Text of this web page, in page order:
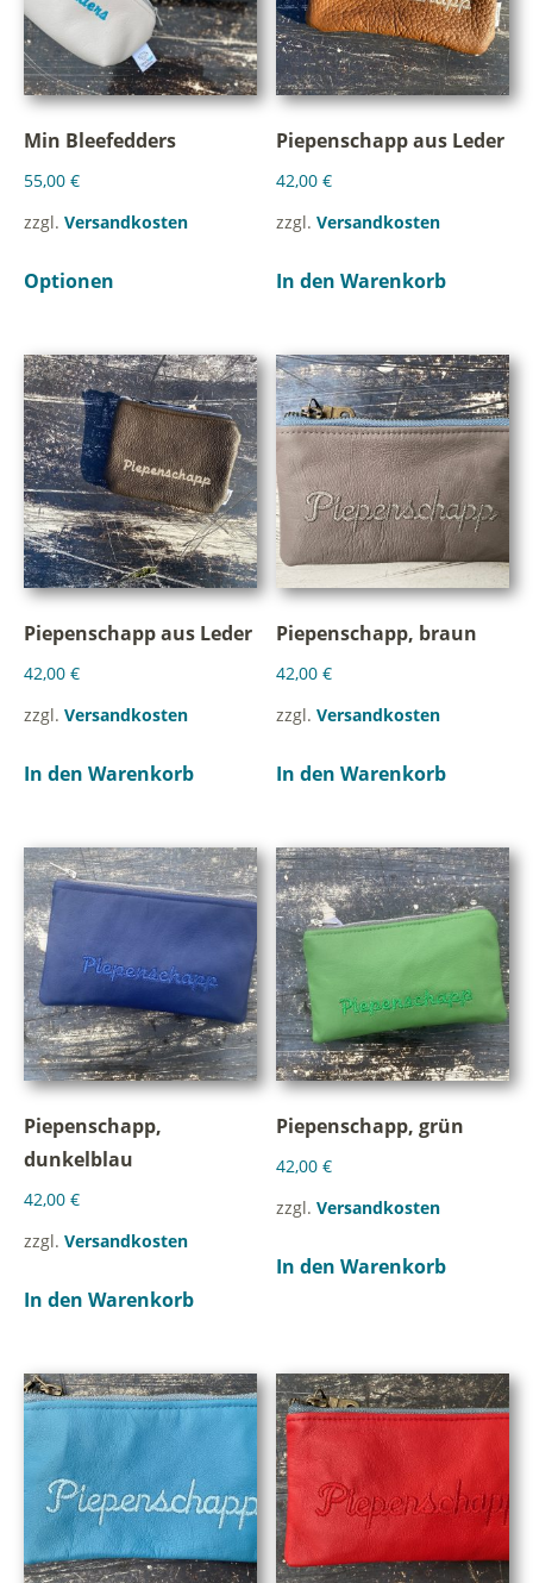
Min Bleefedders
55,00 €
zzgl. Versandkosten
Optionen
Piepenschapp aus Leder
42,00€
zzgl.Versandkosten
In den Warenkorb
Piepenschapp aus Leder
42,00 €
zzgl. Versandkosten
In den Warenkorb
Piepenschapp, braun
42,00€
zzgl.Versandkosten
In den Warenkorb
Piepenschapp,
dunkelblau
42,00 €
zzgl. Versandkosten
In den Warenkorb
Piepenschapp, grün
42,00€
zzgl.Versandkosten
In den Warenkorb